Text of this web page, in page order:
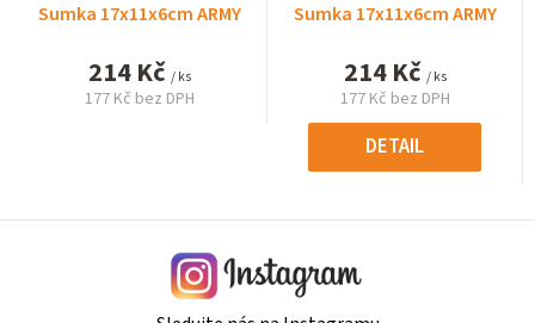
Sumka 17x11x6cm ARMY
214 Kč / ks
177 Kč bez DPH
Sumka 17x11x6cm ARMY
214 Kč / ks
177 Kč bez DPH
Měrná
cena:
DETAIL